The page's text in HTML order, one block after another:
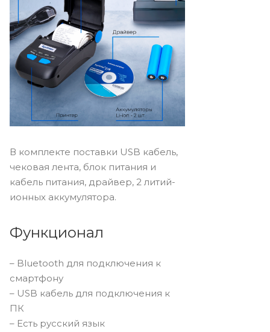
В комплекте поставки USB кабель,
чековая лента, блок питания и
кабель питания, драйвер, 2 литий-
ионных аккумулятора.
Функционал
– Bluetooth для подключения к
смартфону
– USB кабель для подключения к
ПК
– Есть русский язык